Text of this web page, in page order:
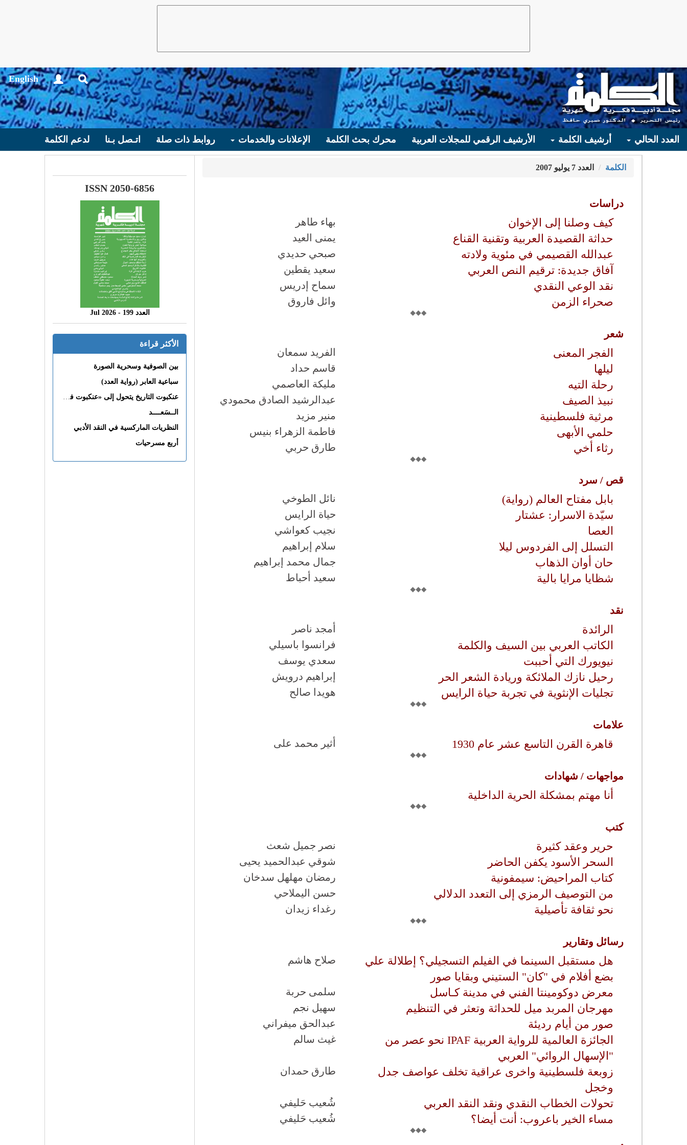
English
العدد الحالي أرشيف الكلمة الأرشيف الرقمي للمجلات العربية محرك بحث الكلمة الإعلانات والخدمات روابط ذات صلة اتـصل بـنا لدعم الكلمة
الكلمة العدد 7 يوليو 2007
دراسات
كيف وصلنا إلى الإخوان بهاء طاهر
حداثة القصيدة العربية وتقنية القناع يمنى العيد
عبدالله القصيمي في مئوية ولادته صبحي حديدي
آفاق جديدة: ترقيم النص العربي سعيد يقطين
نقد الوعي النقدي سماح إدريس
صحراء الزمن وائل فاروق
شعر
الفجر المعنى الفريد سمعان
ليلها قاسم حداد
رحلة التيه مليكة العاصمي
نبيذ الصيف عبدالرشيد الصادق محمودي
مرثية فلسطينية منير مزيد
حلمي الأبهى فاطمة الزهراء بنيس
رثاء أخي طارق حربي
قص / سرد
بابل مفتاح العالم (رواية) نائل الطوخي
سيّدة الاسرار: عشتار حياة الرايس
العصا نجيب كعواشي
التسلل إلى الفردوس ليلا سلام إبراهيم
حان أوان الذهاب جمال محمد إبراهيم
شظايا مرايا بالية سعيد أحباط
نقد
الرائدة أمجد ناصر
الكاتب العربي بين السيف والكلمة فرانسوا باسيلي
نيويورك التي أحببت سعدي يوسف
رحيل نازك الملائكة وريادة الشعر الحر إبراهيم درويش
تجليات الإنثوية في تجربة حياة الرايس هويدا صالح
علامات
قاهرة القرن التاسع عشر عام 1930 أثير محمد على
مواجهات / شهادات
أنا مهتم بمشكلة الحرية الداخلية
كتب
حرير وعقد كثيرة نصر جميل شعث
السحر الأسود يكفن الحاضر شوقي عبدالحميد يحيى
كتاب المراحيض: سيمفونية رمضان مهلهل سدخان
من التوصيف الرمزي إلى التعدد الدلالي حسن اليملاحي
نحو ثقافة تأصيلية رغداء زيدان
رسائل وتقارير
هل مستقبل السينما في الفيلم التسجيلي؟ إطلالة علي
بضع أفلام في "كان" الستيني وبقايا صور
صلاح هاشم
معرض دوكومينتا الفني في مدينة كـاسل سلمى حربة
مهرجان المربد ميل للحداثة وتعثر في التنظيم سهيل نجم
صور من أيام رديئة عبدالحق ميفراني
الجائزة العالمية للرواية العربية IPAF نحو عصر من
"الإسهال الروائي" العربي
غيث سالم
زوبعة فلسطينية واخرى عراقية تخلف عواصف جدل
وخجل
طارق حمدان
تحولات الخطاب النقدي ونقد النقد العربي شُعيب حَليفي
مساء الخير باعروب: أنت أيضا؟ شُعيب حَليفي
ISSN 2050-6856
العدد 199 - 2026 Jul
الأكثر قراءة
بين الصوفية وسحرية الصورة
سباعية العابر (رواية العدد)
عنكبوت التاريخ يتحول إلى «عنكبوت فى القلب»
الــسَعــــد
النظريات الماركسية في النقد الأدبي
أربع مسرحيات